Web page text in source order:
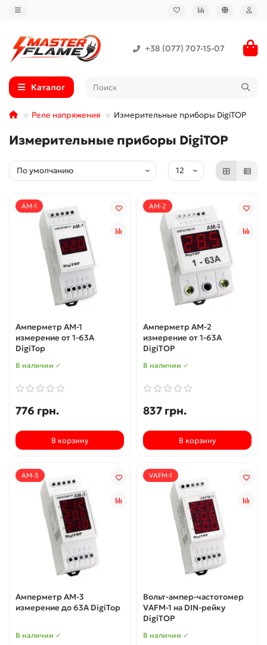
+38 (077) 707-15-07
Каталог
Реле напряжения Измерительные приборы DigiTOP
Измерительные приборы DigiTOP
АМ-1
Амперметр АМ-1
измерение от 1-63А
DigiTop
В наличии ✓
776 грн.
В корзину
АМ-2
Амперметр АМ-2
измерение от 1-63А
DigiTOP
В наличии ✓
837 грн.
В корзину
АМ-3
Амперметр АМ-3
измерение до 63А DigiTop
В наличии ✓
VAFM-1
Вольт-ампер-частотомер
VAFM-1 на DIN-рейку
DigiTOP
В наличии ✓